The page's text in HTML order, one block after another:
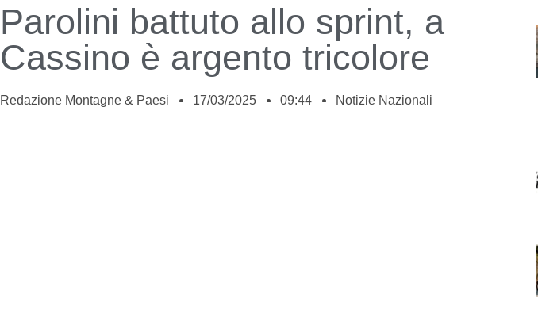
Parolini battuto allo sprint, a
Cassino è argento tricolore
Redazione Montagne & Paesi 17/03/2025 09:44 Notizie Nazionali